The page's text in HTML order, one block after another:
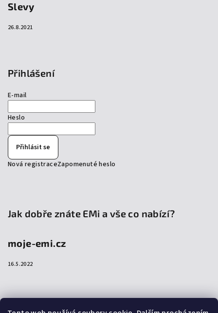
Slevy
26.8.2021
Přihlášení
E-mail
Heslo
Přihlásit se
Nová registraceZapomenuté heslo
Jak dobře znáte EMi a vše co nabízí?
moje-emi.cz
16.5.2022
Přijímáme online platby